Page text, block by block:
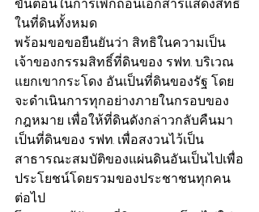
ในที่ดินทั้งหมด
พร้อมขอขอยืนยันว่า สิทธิในความเป็น
เจ้าของกรรมสิทธิ์ที่ดินของ รฟท. บริเวณ
แยกเขากระโดง อันเป็นที่ดินของรัฐ โดย
จะดำเนินการทุกอย่างภายในกรอบของ
กฎหมาย เพื่อให้ที่ดินดังกล่าวกลับคืนมา
เป็นที่ดินของ รฟท. เพื่อสงวนไว้เป็น
สาธารณะสมบัติของแผ่นดินอันเป็นไปเพื่อ
ประโยชน์โดยรวมของประชาชนทุกคน
ต่อไป